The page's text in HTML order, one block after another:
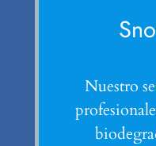
Nuestro